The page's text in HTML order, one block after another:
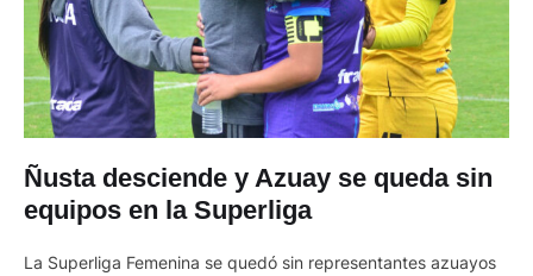
Ñusta desciende y Azuay se queda sin
equipos en la Superliga
La Superliga Femenina se quedó sin representantes azuayos